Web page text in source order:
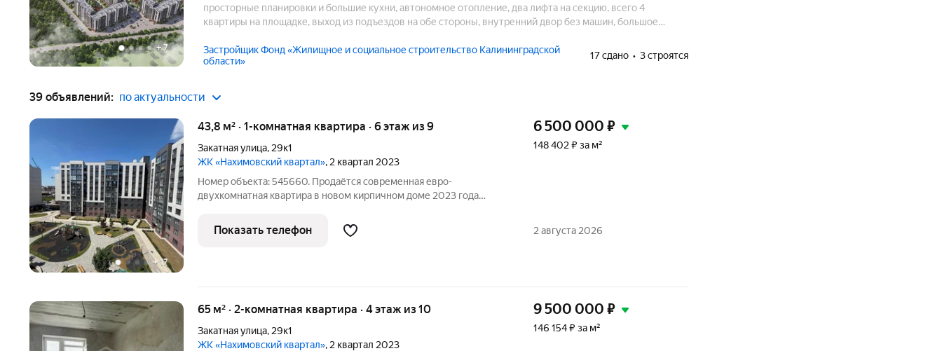
просторные планировки и большие кухни, автономное отопление, два лифта на секцию, всего 4
квартиры на площадке, выход из подъездов на обе стороны, внутренний двор без машин, большое
игровыми площадками.
Застройщик Фонд «Жилищное и социальное строительство Калининградской
области»
17 сдано 3 строятся
+7
39 объявлений: по актуальности
+17
43,8 м² · 1-комнатная квартира · 6 этаж из 9
Закатная улица, 29к1
ЖК «Нахимовский квартал», 2 квартал 2023
Номер объекта: 545660. Продаётся современная евро-
двухкомнатная квартира в новом кирпичном доме 2023 года
м станет любимым местом для семейных вечеров и встреч с
друзьями, а уютная
6 500 000 ₽
148 402 ₽ за м²
Показать телефон 2 августа 2026
65 м² · 2-комнатная квартира · 4 этаж из 10
Закатная улица, 29к1
ЖК «Нахимовский квартал», 2 квартал 2023
9 500 000 ₽
146 154 ₽ за м²